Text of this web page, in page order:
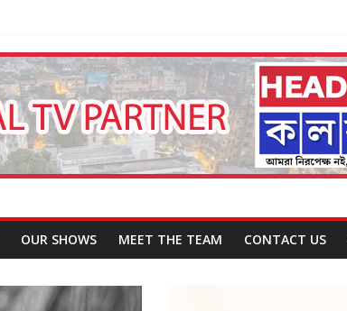
OUR SHOWS MEET THE TEAM CONTACT US